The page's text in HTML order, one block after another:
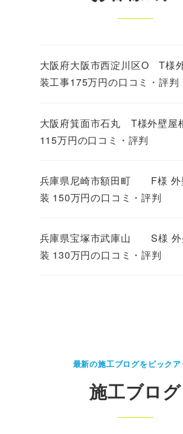
大阪府大阪市西淀川区O T様
装工事175万円の口コミ・評判
大阪府箕面市石丸 T様外壁屋
115万円の口コミ・評判
兵庫県尼崎市額田町 F様 外
装 150万円の口コミ・評判
兵庫県宝塚市武庫山 S様 外
装 130万円の口コミ・評判
最新の施工ブログをピック
施工ブログ